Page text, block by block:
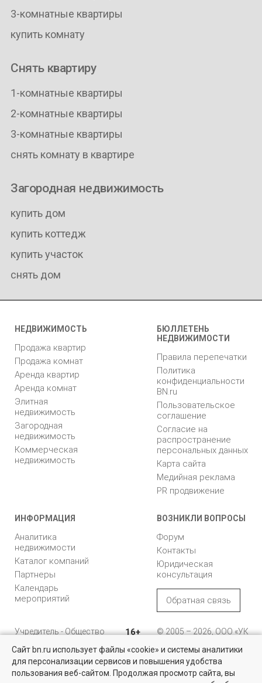
3-комнатные квартиры
купить комнату
Снять квартиру
1-комнатные квартиры
2-комнатные квартиры
3-комнатные квартиры
снять комнату в квартире
Загородная недвижимость
купить дом
купить коттедж
купить участок
снять дом
НЕДВИЖИМОСТЬ
Продажа квартир
Продажа комнат
Аренда квартир
Аренда комнат
Элитная
недвижимость
Загородная
недвижимость
Коммерческая
недвижимость
БЮЛЛЕТЕНЬ
НЕДВИЖИМОСТИ
Правила перепечатки
Политика
конфиденциальности
BN.ru
Пользовательское
соглашение
Согласие на
распространение
персональных данных
Карта сайта
Медийная реклама
PR продвижение
ИНФОРМАЦИЯ
Аналитика
недвижимости
Каталог компаний
Партнеры
Календарь
мероприятий
ВОЗНИКЛИ ВОПРОСЫ
Форум
Контакты
Юридическая
консультация
Обратная связь
Учредитель - Общество
ответственностью
"Управляющая
компания "Бюллетень
недвижимости"
16+
© 2005 – 2026, ООО «УК
196105, Санкт-
Петербург, пр. Юрия
Гагарина, 1
Сайт bn.ru использует файлы «cookie» и системы аналитики
для персонализации сервисов и повышения удобства
пользования веб-сайтом. Продолжая просмотр сайта, вы